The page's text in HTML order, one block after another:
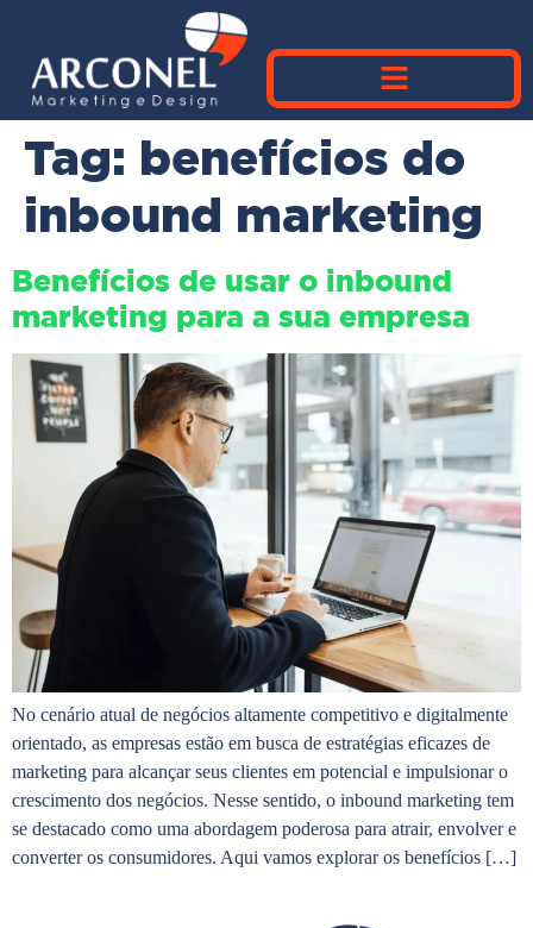
Tag: benefícios do
inbound marketing
Benefícios de usar o inbound
marketing para a sua empresa
No cenário atual de negócios altamente competitivo e digitalmente
orientado, as empresas estão em busca de estratégias eficazes de
marketing para alcançar seus clientes em potencial e impulsionar o
crescimento dos negócios. Nesse sentido, o inbound marketing tem
se destacado como uma abordagem poderosa para atrair, envolver e
converter os consumidores. Aqui vamos explorar os benefícios […]